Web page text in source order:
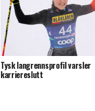
Tysk langrennsprofil varsler
karriereslutt